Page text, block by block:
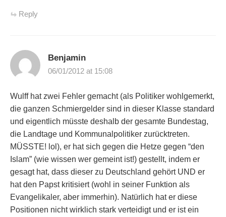
Reply
Benjamin
06/01/2012 at 15:08
Wulff hat zwei Fehler gemacht (als Politiker wohlgemerkt,
die ganzen Schmiergelder sind in dieser Klasse standard
und eigentlich müsste deshalb der gesamte Bundestag,
die Landtage und Kommunalpolitiker zurücktreten.
MÜSSTE! lol), er hat sich gegen die Hetze gegen “den
Islam” (wie wissen wer gemeint ist!) gestellt, indem er
gesagt hat, dass dieser zu Deutschland gehört UND er
hat den Papst kritisiert (wohl in seiner Funktion als
Evangelikaler, aber immerhin). Natürlich hat er diese
Positionen nicht wirklich stark verteidigt und er ist ein